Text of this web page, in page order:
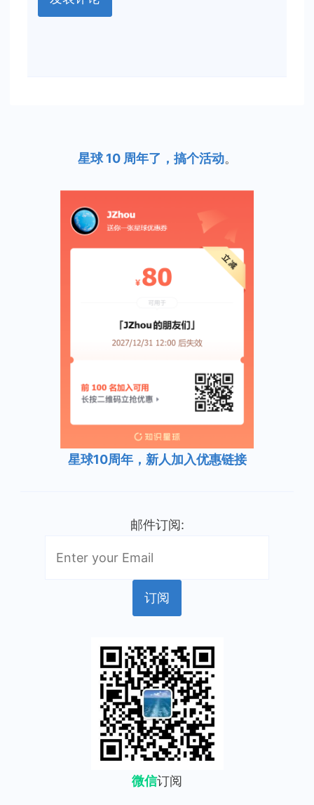
星球 10 周年了，搞个活动。
星球10周年，新人加入优惠链接
邮件订阅:
微信订阅